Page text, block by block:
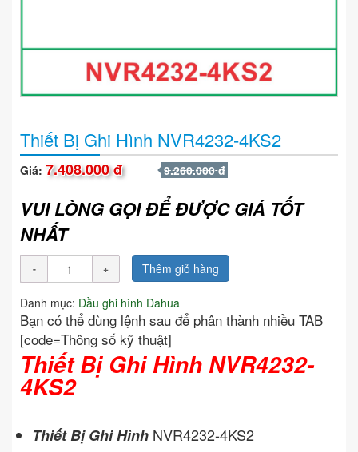
Thiết Bị Ghi Hình NVR4232-4KS2
Giá: 7.408.000 đ 9.260.000 đ
VUI LÒNG GỌI ĐỂ ĐƯỢC GIÁ TỐT
NHẤT
Thêm giỏ hàng
Danh mục: Đầu ghi hình Dahua
Bạn có thể dùng lệnh sau để phân thành nhiều TAB
[code=Thông số kỹ thuật]
Thiết Bị Ghi Hình NVR4232-
4KS2
Thiết Bị Ghi Hình NVR4232-4KS2